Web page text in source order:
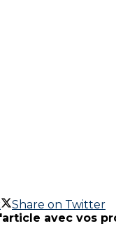
Share on Twitter
avec vos